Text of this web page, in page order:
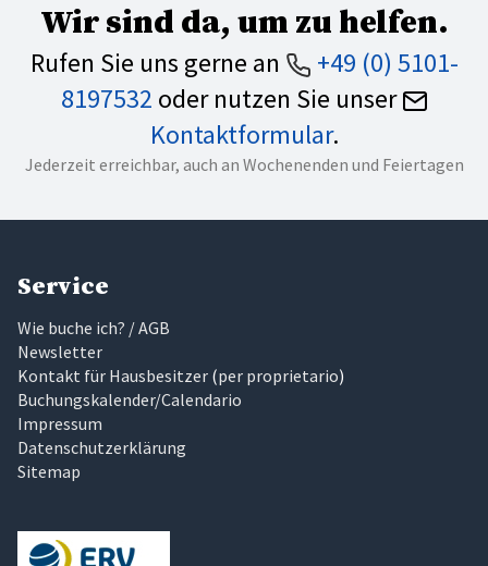
Wir sind da, um zu helfen.
Rufen Sie uns gerne an
+49 (0) 5101-
8197532 oder nutzen Sie unser
Kontaktformular.
Jederzeit erreichbar, auch an Wochenenden und Feiertagen
Service
Wie buche ich? / AGB
Newsletter
Kontakt für Hausbesitzer (per proprietario)
Buchungskalender/Calendario
Impressum
Datenschutzerklärung
Sitemap